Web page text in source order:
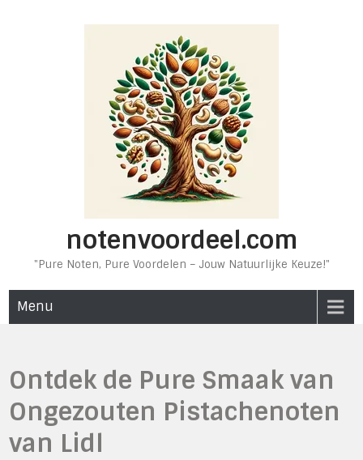
notenvoordeel.com
"Pure Noten, Pure Voordelen – Jouw Natuurlijke Keuze!"
Menu
Ontdek de Pure Smaak van
Ongezouten Pistachenoten
van Lidl